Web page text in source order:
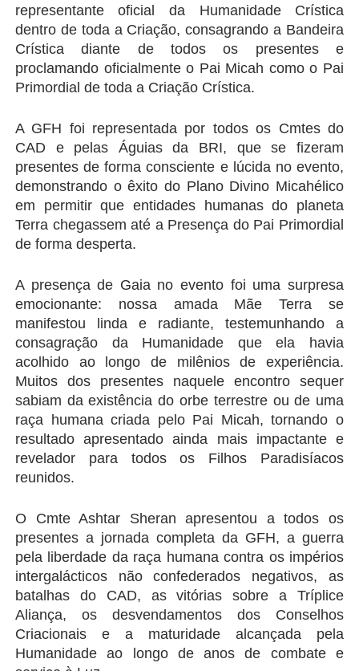
representante oficial da Humanidade Crística
dentro de toda a Criação, consagrando a Bandeira
Crística diante de todos os presentes e
proclamando oficialmente o Pai Micah como o Pai
Primordial de toda a Criação Crística.
A GFH foi representada por todos os Cmtes do
CAD e pelas Águias da BRI, que se fizeram
presentes de forma consciente e lúcida no evento,
demonstrando o êxito do Plano Divino Micahélico
em permitir que entidades humanas do planeta
Terra chegassem até a Presença do Pai Primordial
de forma desperta.
A presença de Gaia no evento foi uma surpresa
emocionante: nossa amada Mãe Terra se
manifestou linda e radiante, testemunhando a
consagração da Humanidade que ela havia
acolhido ao longo de milênios de experiência.
Muitos dos presentes naquele encontro sequer
sabiam da existência do orbe terrestre ou de uma
raça humana criada pelo Pai Micah, tornando o
resultado apresentado ainda mais impactante e
revelador para todos os Filhos Paradisíacos
reunidos.
O Cmte Ashtar Sheran apresentou a todos os
presentes a jornada completa da GFH, a guerra
pela liberdade da raça humana contra os impérios
intergalácticos não confederados negativos, as
batalhas do CAD, as vitórias sobre a Tríplice
Aliança, os desvendamentos dos Conselhos
Criacionais e a maturidade alcançada pela
Humanidade ao longo de anos de combate e